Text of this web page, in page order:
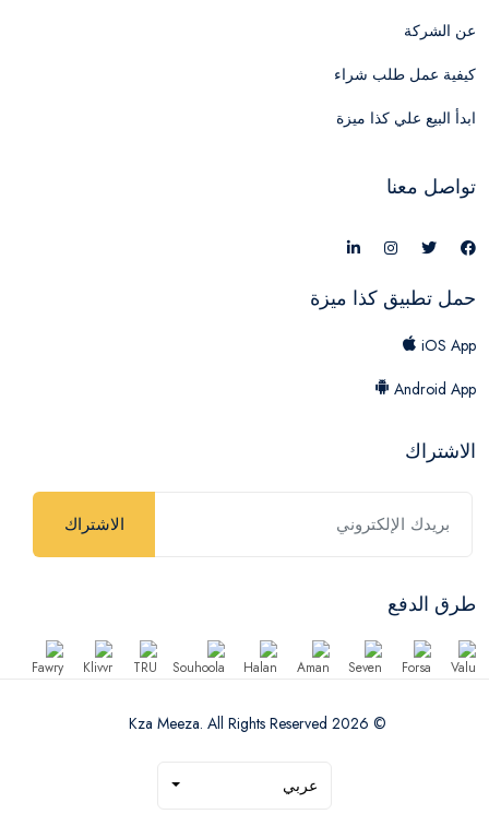
عن الشركة
كيفية عمل طلب شراء
ابدأ البيع علي كذا ميزة
تواصل معنا
حمل تطبيق كذا ميزة
iOS App
Android App
الاشتراك
الاشتراك
طرق الدفع
© 2026 Kza Meeza. All Rights Reserved
عربي